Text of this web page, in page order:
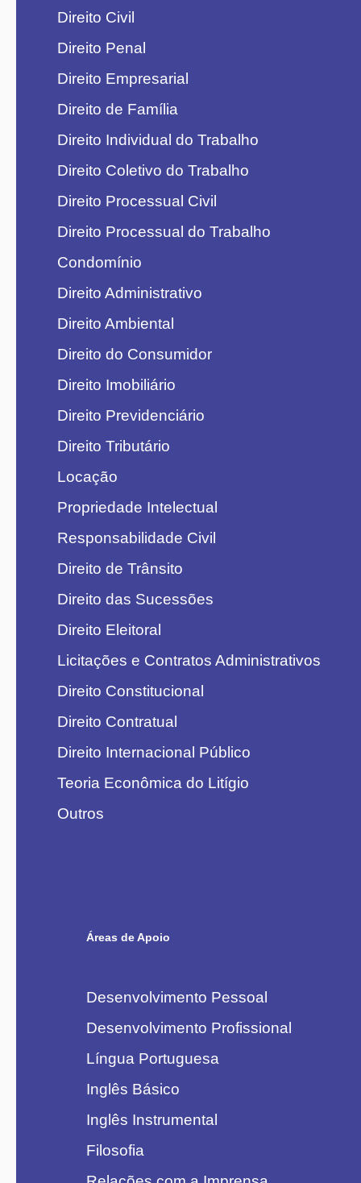
Direito Civil
Direito Penal
Direito Empresarial
Direito de Família
Direito Individual do Trabalho
Direito Coletivo do Trabalho
Direito Processual Civil
Direito Processual do Trabalho
Condomínio
Direito Administrativo
Direito Ambiental
Direito do Consumidor
Direito Imobiliário
Direito Previdenciário
Direito Tributário
Locação
Propriedade Intelectual
Responsabilidade Civil
Direito de Trânsito
Direito das Sucessões
Direito Eleitoral
Licitações e Contratos Administrativos
Direito Constitucional
Direito Contratual
Direito Internacional Público
Teoria Econômica do Litígio
Outros
Áreas de Apoio
Desenvolvimento Pessoal
Desenvolvimento Profissional
Língua Portuguesa
Inglês Básico
Inglês Instrumental
Filosofia